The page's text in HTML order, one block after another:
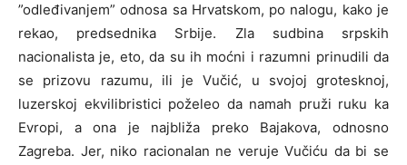
”odleđivanjem” odnosa sa Hrvatskom, po nalogu, kako je
rekao, predsednika Srbije. Zla sudbina srpskih
nacionalista je, eto, da su ih moćni i razumni prinudili da
se prizovu razumu, ili je Vučić, u svojoj grotesknoj,
luzerskoj ekvilibristici poželeo da namah pruži ruku ka
Evropi, a ona je najbliža preko Bajakova, odnosno
Zagreba. Jer, niko racionalan ne veruje Vučiću da bi se